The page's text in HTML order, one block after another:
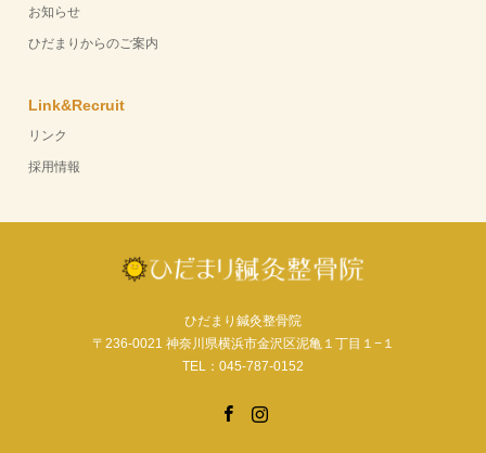
お知らせ
ひだまりからのご案内
Link&Recruit
リンク
採用情報
ひだまり鍼灸整骨院
〒236-0021 神奈川県横浜市金沢区泥亀１丁目１−１
TEL：045-787-0152